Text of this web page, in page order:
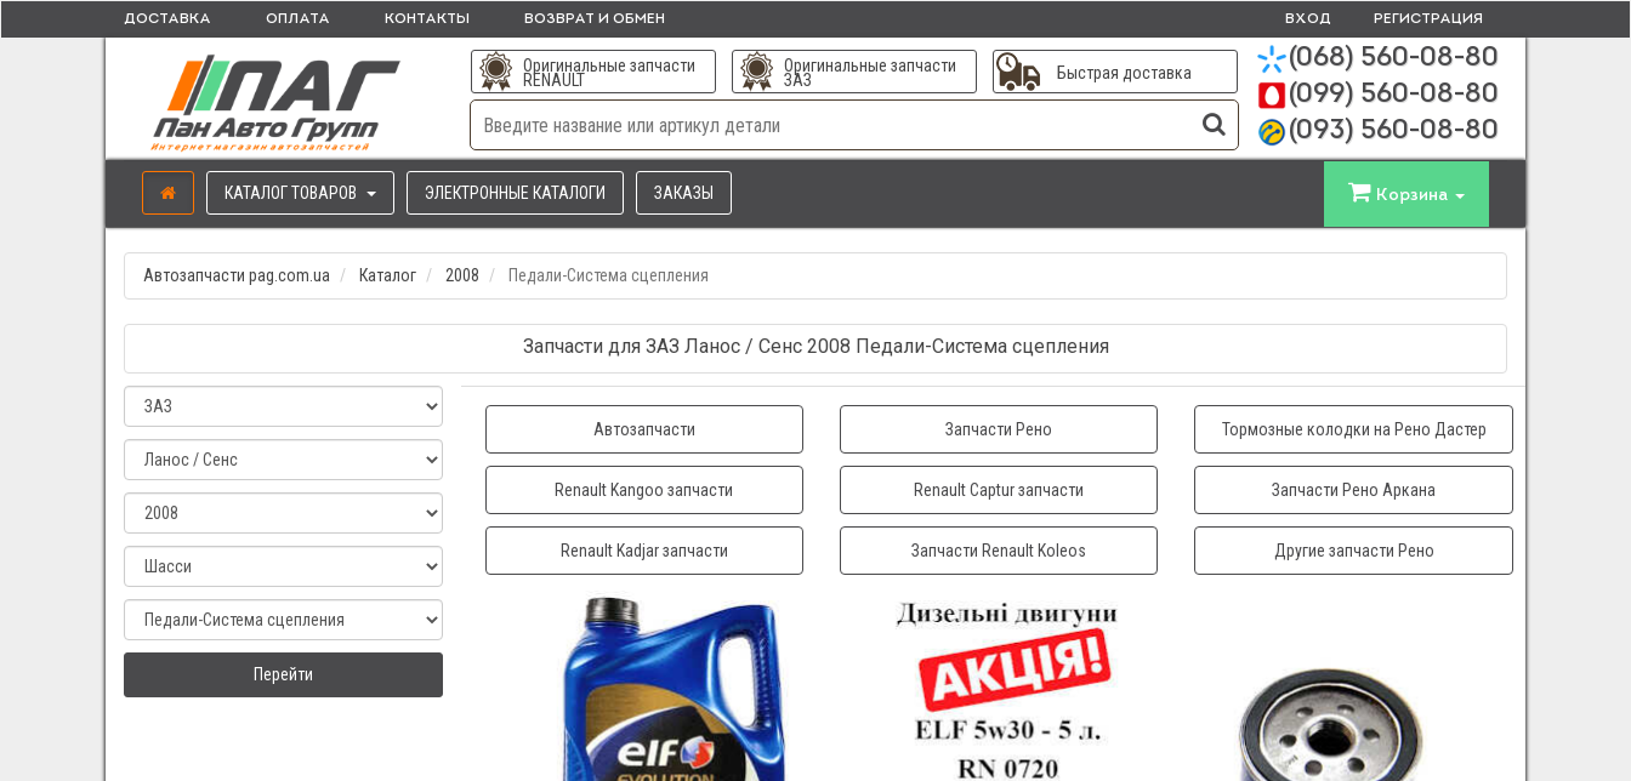
ДОСТАВКА ОПЛАТА КОНТАКТЫ ВОЗВРАТ И ОБМЕН ВХОД РЕГИСТРАЦИЯ
Оригинальные запчасти
RENAULT
Оригинальные запчасти
ЗАЗ Быстрая доставка (068) 560-08-80
(099) 560-08-80
(093) 560-08-80
КАТАЛОГ ТОВАРОВ ЭЛЕКТРОННЫЕ КАТАЛОГИ ЗАКАЗЫ Корзина
Автозапчасти pag.com.ua Каталог 2008 Педали-Система сцепления
Запчасти для ЗАЗ Ланос / Сенс 2008 Педали-Система сцепления
Перейти
Автозапчасти Запчасти Рено Тормозные колодки на Рено Дастер
Renault Kangoo запчасти Renault Captur запчасти Запчасти Рено Аркана
Renault Kadjar запчасти Запчасти Renault Koleos Другие запчасти Рено